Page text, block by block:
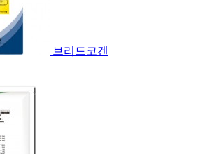
브리드코겐